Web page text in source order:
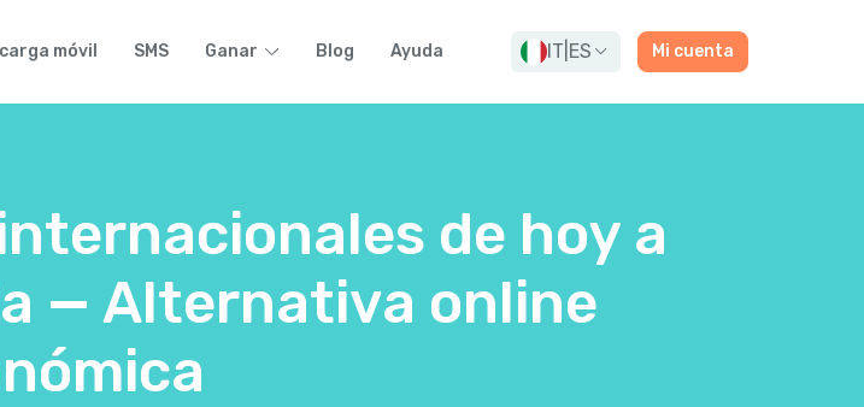
móvil SMS Ganar Blog Ayuda IT ES Mi cuenta
de hoy a
— Alternativa online